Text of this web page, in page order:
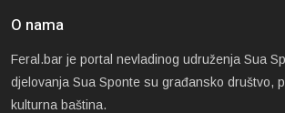
O nama
Feral.bar je portal nevladinog udruženja Sua
djelovanja Sua Sponte su građansko društvo,
kulturna baština.